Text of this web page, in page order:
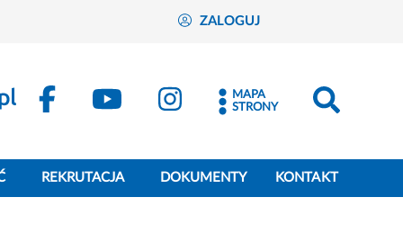
ZALOGUJ
MAPA
STRONY
REKRUTACJA DOKUMENTY KONTAKT